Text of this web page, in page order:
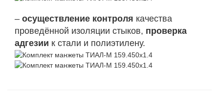
– осуществление контроля качества
проведённой изоляции стыков, проверка
адгезии к стали и полиэтилену.